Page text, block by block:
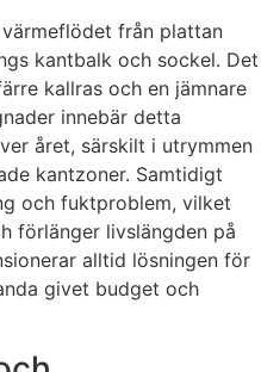
från plattan
kantbalk och sockel. Det
kallras och en jämnare
innebär detta
året, särskilt i utrymmen
kantzoner. Samtidigt
och fuktproblem, vilket
förlänger livslängden på
alltid lösningen för
givet budget och